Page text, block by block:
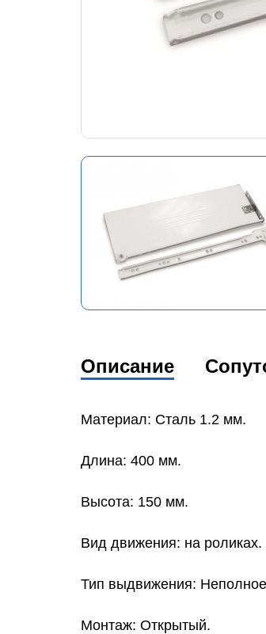
Описание
Материал: Сталь 1.2 мм.
Длина: 400 мм.
Высота: 150 мм.
Вид движения: на роликах.
Тип выдвижения:
Монтаж: Открытый.